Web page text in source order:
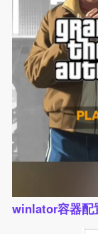
winlator容器配